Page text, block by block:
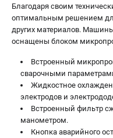
проспект
8
Режим
сб -
+7
Благодаря своим
оптимальным решением
других материалов.
оснащены блоком
Встроенный
cварочными
Жидкостное
электродов и
Встроенный фильтр
манометром.
Кнопка аварийного